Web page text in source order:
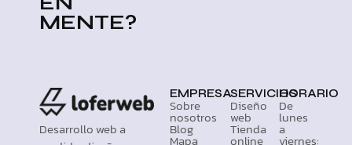
MENTE?
Desarrollo web a
EMPRESA
Sobre
nosotros
Blog
Mapa
SERVICIOS
Diseño
web
Tienda
online
HORARIO
De
lunes
a
viernes: